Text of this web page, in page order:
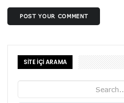
POST YOUR COMMENT
SİTE İÇİ ARAMA